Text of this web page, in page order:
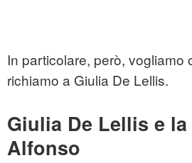
In particolare, però, vogliamo
richiamo a Giulia De Lellis.
Giulia De Lellis e
Alfonso